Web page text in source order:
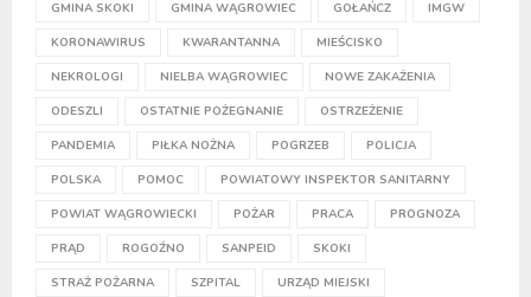
GMINA SKOKI GMINA WĄGROWIEC GOŁAŃCZ IMGW
KORONAWIRUS KWARANTANNA MIEŚCISKO
NEKROLOGI NIELBA WĄGROWIEC NOWE ZAKAŻENIA
ODESZLI OSTATNIE POŻEGNANIE OSTRZEŻENIE
PANDEMIA PIŁKA NOŻNA POGRZEB POLICJA
POLSKA POMOC POWIATOWY INSPEKTOR SANITARNY
POWIAT WĄGROWIECKI POŻAR PRACA PROGNOZA
PRĄD ROGOŹNO SANPEID SKOKI
STRAŻ POŻARNA SZPITAL URZĄD MIEJSKI